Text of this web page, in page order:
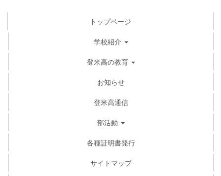
トップページ
学校紹介
登米高の教育
お知らせ
登米高通信
部活動
各種証明書発行
サイトマップ